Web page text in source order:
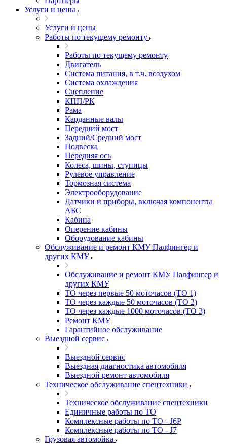
Услуги и цены
Услуги и цены
Работы по текущему ремонту
Работы по текущему ремонту
Двигатель
Система питания, в т.ч. воздухом
Система охлаждения
Сцепление
КПП/РК
Рама
Карданные валы
Передний мост
Задний/Средний мост
Подвеска
Передняя ось
Колеса, шины, ступицы
Рулевое управление
Тормозная система
Электрооборудование
Датчики и приборы, включая компоненты
АБС
Кабина
Оперение кабины
Оборудование кабины
Обслуживание и ремонт КМУ Палфингер и
других КМУ
Обслуживание и ремонт КМУ Палфингер и
других КМУ
ТО через первые 50 моточасов (ТО 1)
ТО через каждые 50 моточасов (ТО 2)
ТО через каждые 1000 моточасов (ТО 3)
Ремонт КМУ
Гарантийное обслуживание
Выездной сервис
Выездной сервис
Выездная диагностика автомобиля
Выездной ремонт автомобиля
Техническое обслуживание спецтехники
Техническое обслуживание спецтехники
Единичные работы по ТО
Комплексные работы по ТО - J6P
Комплексные работы по ТО - J7
Грузовая автомойка